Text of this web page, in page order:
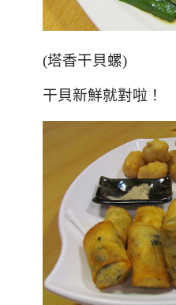
(塔香干貝螺)
干貝新鮮就對啦！